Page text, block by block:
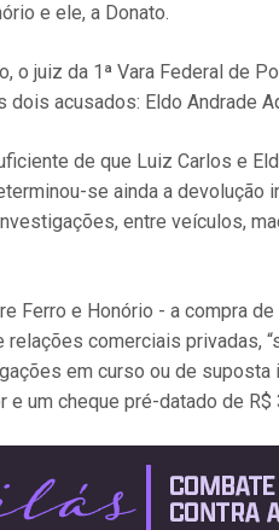
e ele, a Donato.
o juiz da 1ª Vara Federal de
acusados: Eldo Andrade
de que Luiz Carlos e
se ainda a devolução
entre veículos,
Ferro e Honório - a compra
comerciais privadas,
em curso ou de suposta
e um cheque pré-datado de R$